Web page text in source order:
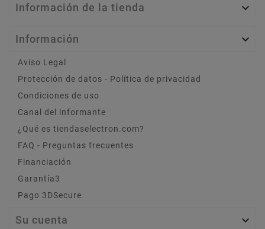
Información de la tienda 
Información 
Aviso Legal
Protección de datos - Política de privacidad
Condiciones de uso
Canal del informante
¿Qué es tiendaselectron.com?
FAQ - Preguntas frecuentes
Financiación
Garantía3
Pago 3DSecure
Su cuenta 